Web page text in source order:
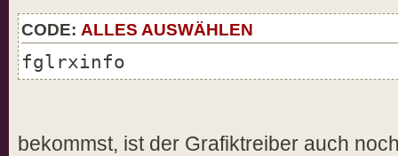
CODE: ALLES AUSWÄHLEN
fglrxinfo
bekommst, ist der Grafiktreiber auch